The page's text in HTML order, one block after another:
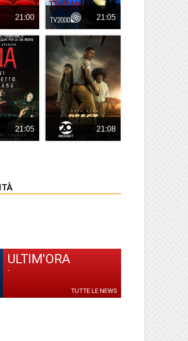
21:00 21:05
21:05 21:08
ULTIM'ORA
-
TUTTE LE NEWS